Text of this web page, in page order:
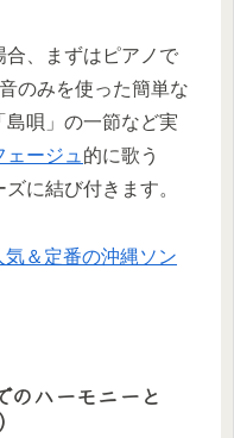
合、まずはピアノで
のみを使った簡単な
島唄」の一節など実
ェージュ 的に歌う
に結び付きます。
＆定番の沖縄ソン
のハーモニーと